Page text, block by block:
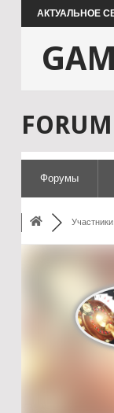
АКТУАЛЬНОЕ
FORUM
Форумы
Участники